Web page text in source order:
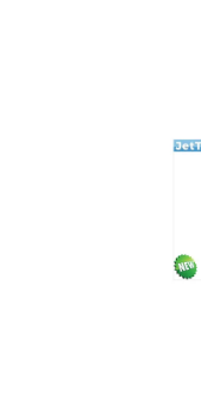
hvězdiček.